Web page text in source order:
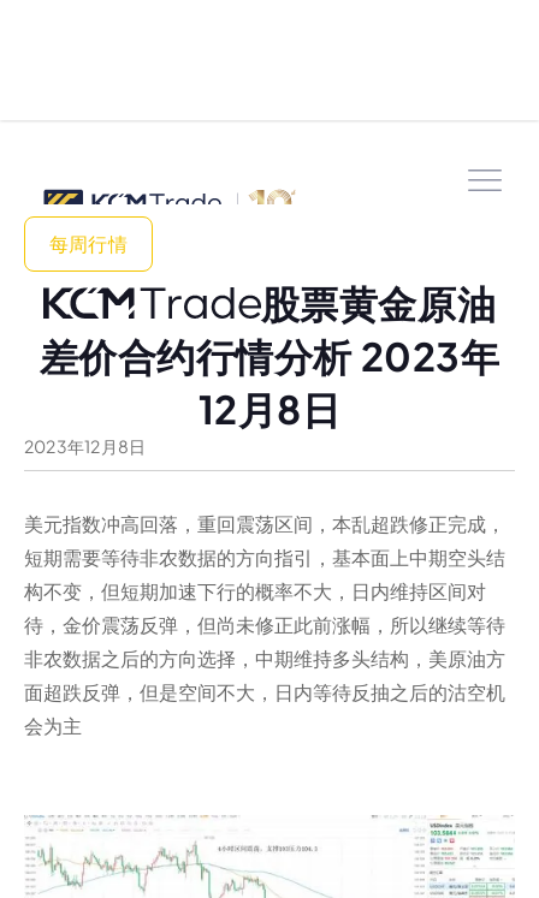
每周行情
股票黄金原油
差价合约行情分析 2023年
12月8日
2023年12 月 8日
美元指数冲高回落，重回震荡区间，本乱超跌修正完成，
短期需要等待非农数据的方向指引，基本面上中期空头结
构不变，但短期加速下行的概率不大，日内维持区间对
待，金价震荡反弹，但尚未修正此前涨幅，所以继续等待
非农数据之后的方向选择，中期维持多头结构，美原油方
面超跌反弹，但是空间不大，日内等待反抽之后的沽空机
会为主